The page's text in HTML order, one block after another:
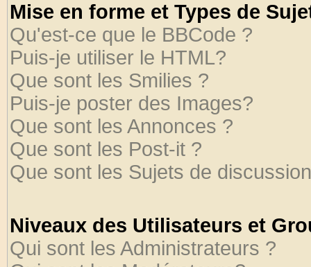
Mise en forme et Types de
Qu'est-ce que le BBCode ?
Puis-je utiliser le HTML?
Que sont les Smilies ?
Puis-je poster des Images?
Que sont les Annonces ?
Que sont les Post-it ?
Que sont les Sujets de
Niveaux des Utilisateurs et
Qui sont les Administrateurs ?